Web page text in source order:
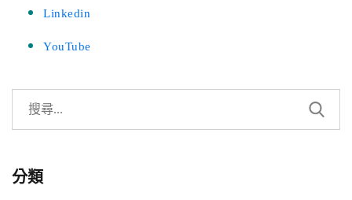
Linkedin
YouTube
分類